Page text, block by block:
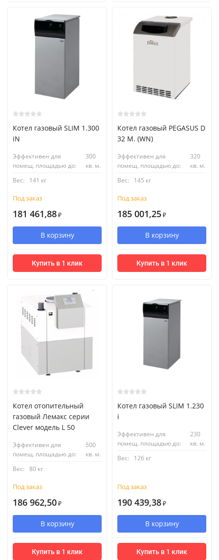
Котел газовый SLIM 1.300
iN
Эффективен для
помещ. площадью до:
300
кв. м.
Вес:
141 кг
Под заказ
181 461,88 ₽
В корзину
Купить в 1 клик
Котел газовый PEGASUS D
32 M. (WN)
Эффективен для
помещ. площадью до:
320
кв. м.
Вес:
145 кг
Под заказ
185 001,25 ₽
В корзину
Купить в 1 клик
Котел отопительный
газовый Лемакс серии
Clever модель L 50
Эффективен для
помещ. площадью до:
500
кв. м.
Вес:
80 кг
Под заказ
186 962,50 ₽
В корзину
Купить в 1 клик
Котел газовый SLIM 1.230
i
Эффективен для
помещ. площадью до:
230
кв. м.
Вес:
126 кг
Под заказ
190 439,38 ₽
В корзину
Купить в 1 клик